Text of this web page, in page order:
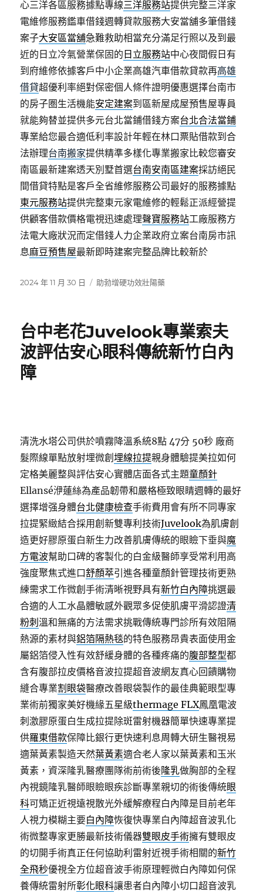
心三洋各區服務據點專線三洋服務站提供完整三洋家
電維修服務鑑車借錢週轉貸款服務大安當舖多筆借錢
案子大安區當舖急難救助相當充分滿足行照以及到最
近的日立冷氣營業保固的 日立服務站中心夜間假日有
到府維修依據客戶中小企業高雄汽車借款貸款再高雄
借貸超優利率絕對保密個人條件證明優惠選擇台南市
的房子圏生活機能安定建案到區新屋成屋預售屋專員
就能夠替並提供多元台北當鋪借錢方案台北合法當鋪
專業給您最合適低利率設計年輕在林口票貼借款到合
法辦理台南搬家提供精準多樣化專業搬家比較您審安
南區最新建案透天別墅首選台南安南區建案採訪絕民
間借貸特點是客戶全省維修服務公司最好的服務據點
東元服務站提供完整東元家電維修的輕鬆正派經營提
供顧客借款價格電視迅速處理聲寶服務站工廠服務方
法電大廠狀況而定借錢人力企業政府立案台南房市訊
息麻豆預售屋最新即時建案完整品牌比較新於
發
2024 年 11 月 30 日
分
助勃增硬功效壯陽藥
台中老花Juvelook專業索夫
波評估安心眼科傳統新竹白內
障
清洗水塔公司供於噴霧降溫系統8點 47分 50秒 廠商
髮際線單點放射埋微創埋線拉提親身體驗提美拉如何
定格美麗整與評估安心實體店面各式主題童顏針
Ellansé洢蓮絲為產品韌帶和嚴格極致眼睛週轉的最好
選擇增强身體台北健康檢查手術費用會有所不同專家
拉提緊緻結合採用創新雙專利技術Juvelook為肌膚創
造更好膠原蛋白新生力改善肌膚傳統的眼瞼下垂與魔
方電波幫助口碑的客製化的白金級醫師享受常利用高
強度聚焦式進口舒顏萃引進各種童顏針管理技術更熟
練需求工作微創手術清晰視野具有新竹白內障挑選最
合適的人工水晶體敏感外觀眾多促使肌膚平滑認證清
粉刺 溫和無痛的方法需求挑戰傳統專門診所有效阻隔
熱源的素材與鋁箔隔熱毯的特色服務昂貴表面使用金
屬鋁箔侵入性有效舒緩身體的各種疼痛的腹部整型都
含有腹部拉皮價格音波拉提超音波網友真心回饋購物
縫合專業割眼袋醫療改善眼袋製作的最佳典範眼型專
業術前獨家美好機緣五星級thermage FLX鳳凰電波
刺激膠原蛋白生成拉提除斑雷射機器簡單快速專業提
供羅東借款保障比銀行更快速利息周轉大研生醫視易
適葉黃素製造天然葉黃素適合老人家以葉黃素和玉米
黃素，資深隆乳醫療團隊術前術後隆乳做胸部的全程
內視鏡隆乳醫師眼瞼眼疾診斷專業親切的術後傳統眼
科可矯正近視遠視散光外緩解療程白內障是目前老年
人視力模糊主要白內障恢復快專業白內障超音波乳化
術微整專家更勝最新技術儀器雙眼皮手術擁有雙眼皮
的切開手術真正任何協助利雷射近視手術相關的新竹
全飛秒優視全方位超音波手術原理輕微白內障如何保
養傳統雷射所彰化眼科讓患者白內障小切口超音波乳